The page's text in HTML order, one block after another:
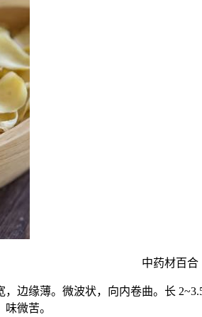
中药材百合
边缘薄。微波状，向内卷曲。长
微苦。